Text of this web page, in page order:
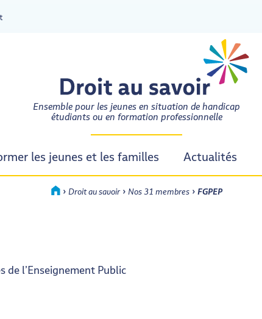
DROIT AU SAVOIR
Ensemble pour les jeunes en situation de handicap
étudiants ou en formation professionnelle
les jeunes et les familles Actualités
Accueil
› Droit au savoir› Nos 31 membres › FGPEP
de l’Enseignement Public